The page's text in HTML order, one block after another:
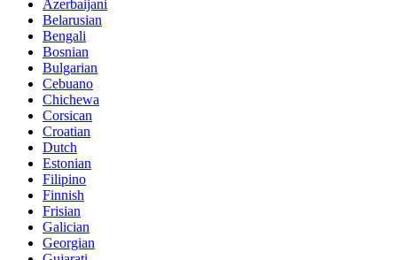
Azerbaijani
Belarusian
Bengali
Bosnian
Bulgarian
Cebuano
Chichewa
Corsican
Croatian
Dutch
Estonian
Filipino
Finnish
Frisian
Galician
Georgian